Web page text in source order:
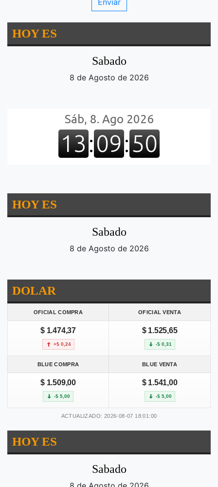
HOY ES
Sabado
8 de Agosto de 2026
HOY ES
Sabado
8 de Agosto de 2026
DOLAR
OFICIAL COMPRA OFICIAL VENTA
$ 1.474,37
+$ 0,24
$ 1.525,65
-$ 0,31
BLUE COMPRA BLUE VENTA
$ 1.509,00
-$ 5,00
$ 1.541,00
-$ 5,00
ACTUALIZADO: 2026-08-07 18:01:00
HOY ES
Sabado